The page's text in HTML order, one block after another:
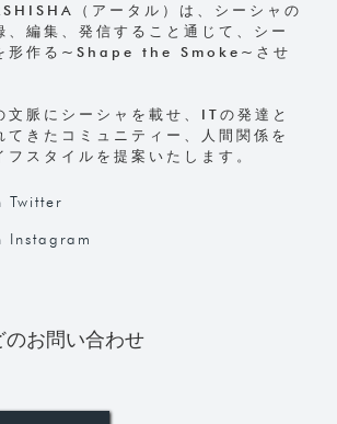
（アータル）は、シーシャの
、編集、発信すること通じて、シー
形作る~Shape the Smoke~させ
文脈にシーシャを載せ、ITの発達と
てきたコミュニティー、人間関係を
フスタイルを提案いたします。
Twitter
Instagram
お問い合わせ